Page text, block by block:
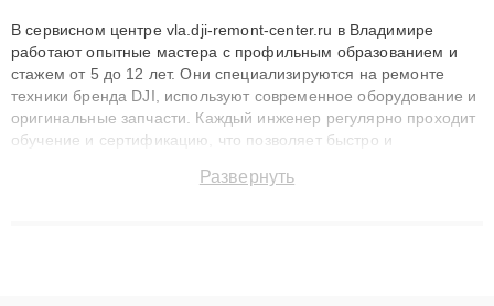
В сервисном центре vla.dji-remont-center.ru в Владимире
работают опытные мастера с профильным образованием и
стажем от 5 до 12 лет. Они специализируются на ремонте
техники бренда DJI, используют современное оборудование и
оригинальные запчасти. Каждый инженер регулярно проходит
обучение и сертификацию, что позволяет быстро и
сохранением гарантии до 3 лет. Наши мастера решают
Развернуть